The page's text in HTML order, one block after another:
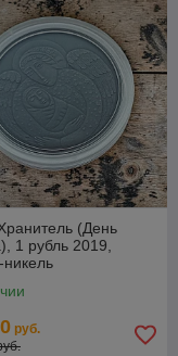
(День
1 рубль 2019,
руб.